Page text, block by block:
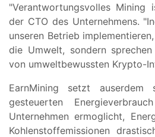
"Verantwortungsvolles
der CTO des Unternehmens.
unseren Betrieb
die Umwelt, sondern
von umweltbewussten Krypto-
EarnMining setzt auserdem
gesteuerten
Unternehmen ermoglicht,
Kohlenstoffemissionen